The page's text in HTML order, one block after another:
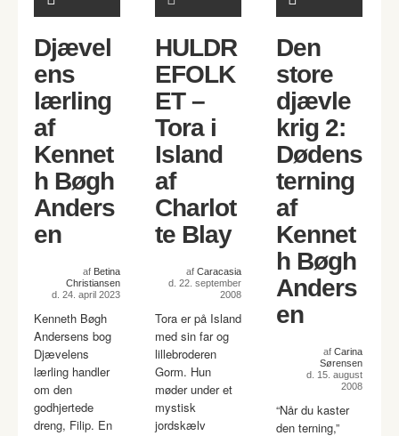
Djævel
ens
lærling
af
Kennet
h Bøgh
Anders
en
af Betina
Christiansen
d. 24. april 2023
Kenneth Bøgh
Andersens bog
Djævelens
lærling handler
om den
godhjertede
dreng, Filip. En
HULDR
EFOLK
ET –
Tora i
Island
af
Charlot
te Blay
af Caracasia
d. 22. september
2008
Tora er på Island
med sin far og
lillebroderen
Gorm. Hun
møder under et
mystisk
jordskælv
Den
store
djævle
krig 2:
Dødens
terning
af
Kennet
h Bøgh
Anders
en
af Carina
Sørensen
d. 15. august
2008
“Når du kaster
den terning,”